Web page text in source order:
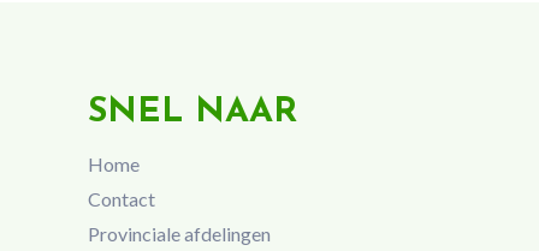
SNEL NAAR
Home
Contact
Provinciale afdelingen